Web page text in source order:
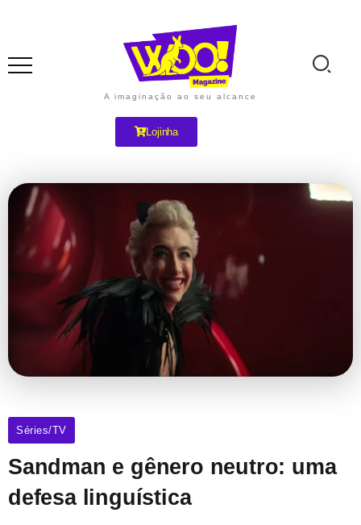
A imaginação ao seu alcance
Lojinha
Séries/TV
Sandman e gênero neutro: uma
defesa linguística